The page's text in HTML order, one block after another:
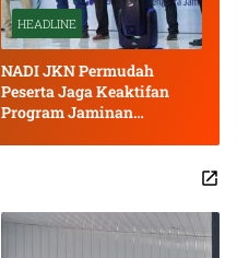
HEADLINE
NADI JKN Permudah
Peserta Jaga Keaktifan
Program Jaminan